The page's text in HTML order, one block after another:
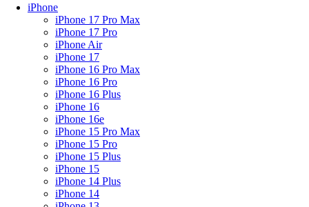
iPhone
iPhone 17 Pro Max
iPhone 17 Pro
iPhone Air
iPhone 17
iPhone 16 Pro Max
iPhone 16 Pro
iPhone 16 Plus
iPhone 16
iPhone 16e
iPhone 15 Pro Max
iPhone 15 Pro
iPhone 15 Plus
iPhone 15
iPhone 14 Plus
iPhone 14